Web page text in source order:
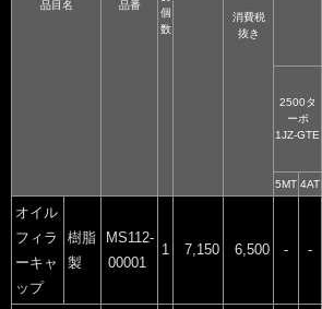
品目名 品番
個
数
消費税
抜き
2500タ
ーボ
1JZ-GTE
5MT 4AT
オイル
フィラ
ーキャ
ップ
樹脂
製
MS112-
00001
1 7,150 6,500 - -